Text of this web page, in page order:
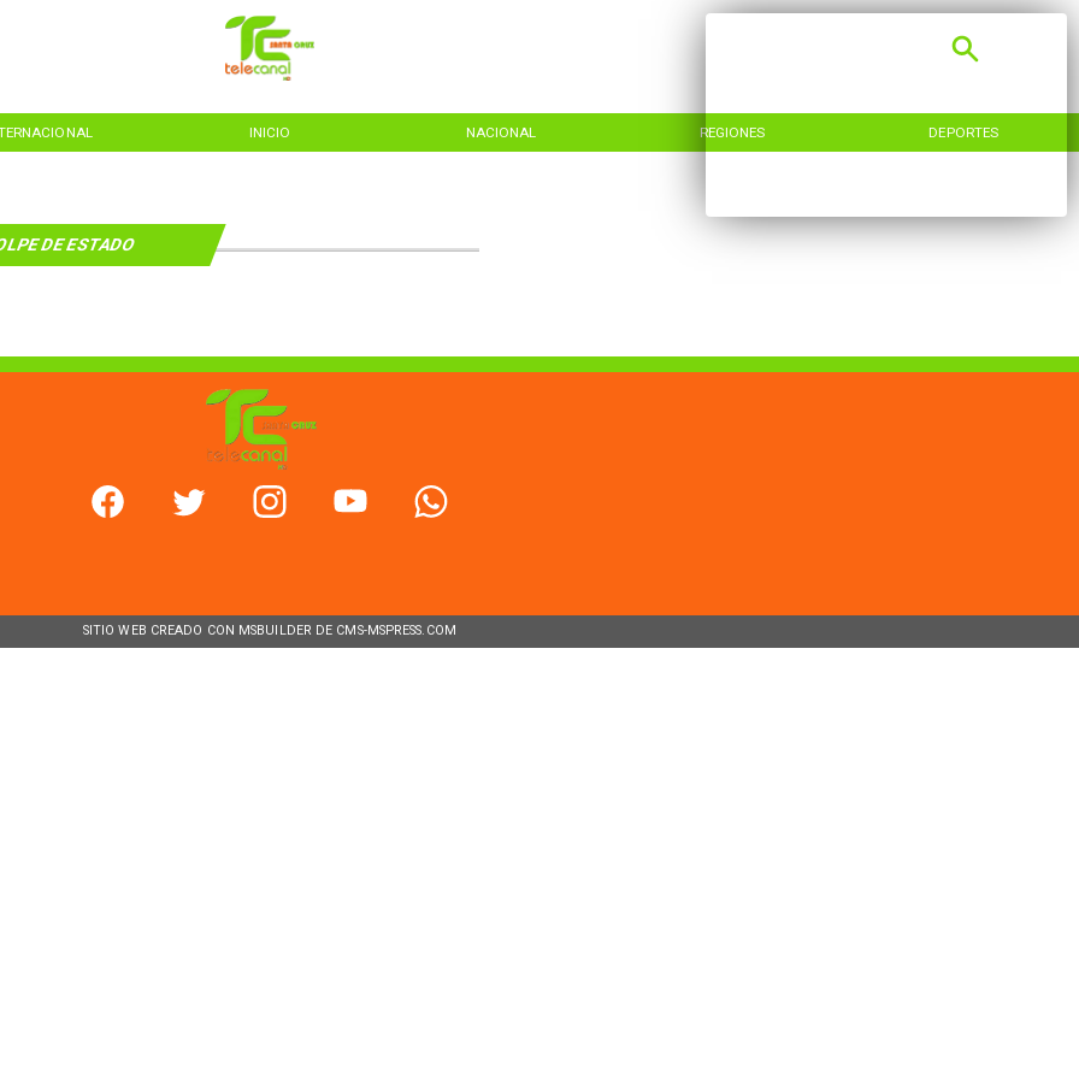
INICIO NACIONAL REGIONES DEPORTES
DE ESTADO
SITIO WEB CREADO CON MSBUILDER DE CMS-MSPRESS.COM